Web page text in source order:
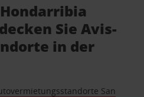
Sie Avis-
in der
San